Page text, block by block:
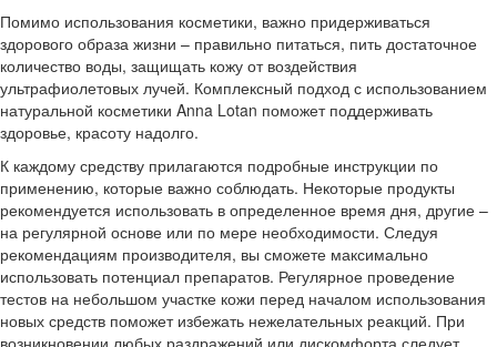
Помимо использования косметики, важно придерживаться
здорового образа жизни – правильно питаться, пить достаточное
количество воды, защищать кожу от воздействия
ультрафиолетовых лучей. Комплексный подход с использованием
натуральной косметики Anna Lotan поможет поддерживать
здоровье, красоту надолго.
К каждому средству прилагаются подробные инструкции по
применению, которые важно соблюдать. Некоторые продукты
рекомендуется использовать в определенное время дня, другие –
на регулярной основе или по мере необходимости. Следуя
рекомендациям производителя, вы сможете максимально
использовать потенциал препаратов. Регулярное проведение
тестов на небольшом участке кожи перед началом использования
новых средств поможет избежать нежелательных реакций. При
возникновении любых раздражений или дискомфорта следует